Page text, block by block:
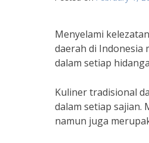
Menyelami
daerah di Indonesia
dalam setiap
Kuliner tradisional
dalam setiap sajian.
namun juga